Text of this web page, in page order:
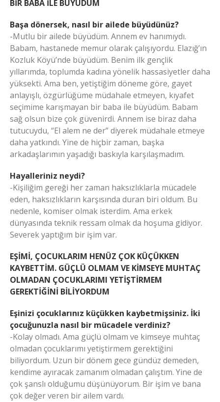
BİR BABA İLE BÜYÜDÜM
Başa dönersek, nasıl bir ailede büyüdünüz?
-Mutlu bir ailede büyüdüm. Annem ev hanımıydı.
Babam, hastanede memur olarak çalışıyordu. Elazığ’ın
Kozluk Köyü’nde büyüdüm. Benim ilk gençlik
yıllarımda, toplumda kadına yönelik hassasiyetler daha
yüksekti. Ama ben, yetiştiğim döneme göre, gayet
anlayışlı, özgürlüğüme müdahale etmeyen, kıyafet
seçimime karışmayan bir baba ile büyüdüm. Babam
sağ olsun bize çok güvenirdi. Annem ise biraz daha
tutucuydu, “El alem ne der” diyerek müdahale etmeye
daha yatkındı. Yine de hiçbir zaman, başka
arkadaşlarımın yaşadığı baskıyla karşılaşmadım.
Hayalleriniz neydi?
-Kişiliğim gereği her zaman haksızlıklarla mücadele
eden, haksızlıkların karşısında duran biri oldum. Bu
nedenle, komiser olmak isterdim. Ama erkek
dünyasında teknik ressam olmak da hoşuma gidiyor.
Severek yaptığım bir işim var.
EŞİMİ, ÇOCUKLARIM HENÜZ ÇOK KÜÇÜKKEN
KAYBETTİM. GÜÇLÜ OLMAM VE KİMSEYE MUHTAÇ
OLMADAN ÇOCUKLARIMI YETİŞTİRMEM
GEREKTİĞİNİ BİLİYORDUM
Eşinizi çocuklarınız küçükken kaybetmişsiniz. İki
çocuğunuzla nasıl bir mücadele verdiniz?
-Kolay olmadı. Ama güçlü olmam ve kimseye muhtaç
olmadan çocuklarımı yetiştirmem gerektiğini
biliyordum. Uzun bir dönem gece gündüz demeden,
kendime ayıracak zamanım olmadan çalıştım. Yine de
çok şanslı olduğumu düşünüyorum. Bir işim ve bana
çok değer veren bir ailem vardı.